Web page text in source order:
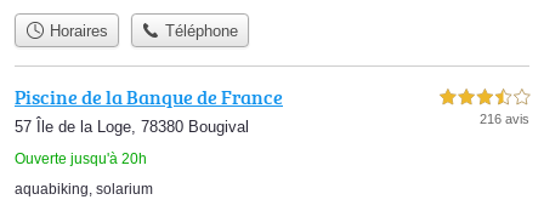
Horaires Téléphone
Piscine de la Banque de France
57 Île de la Loge, 78380 Bougival
Ouverte jusqu'à 20h
3,5 étoiles sur 5
216 avis
aquabiking, solarium